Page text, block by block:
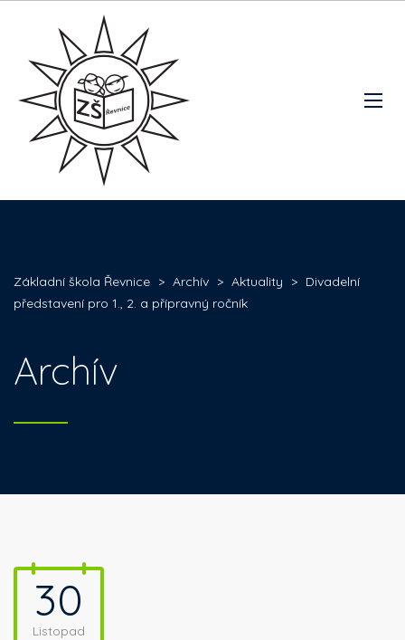
Základní škola Řevnice > Archív > Aktuality > Divadelní
představení pro 1., 2. a přípravný ročník
Archív
30
Listopad